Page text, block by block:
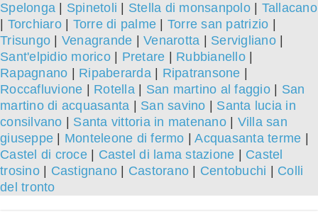
Spelonga
Spinetoli Stella di monsanpolo| Tallacano
Torchiaro| Torre di palme Torre san patrizio
Trisungo
Venagrande Venarotta Servigliano|
Sant'elpidio morico| Pretare Rubbianello|
Rapagnano
Ripaberarda| Ripatransone
Roccafluvione
Rotella| San martino al faggio| San
martino di acquasanta
San savino
Santa lucia in
consilvano
Santa vittoria in matenano| Villa san
giuseppe
Monteleone di fermo |Acquasanta terme
Castel di croce| Castel di lama stazione
Castel
trosino| Castignano Castorano Centobuchi
Colli
del tronto